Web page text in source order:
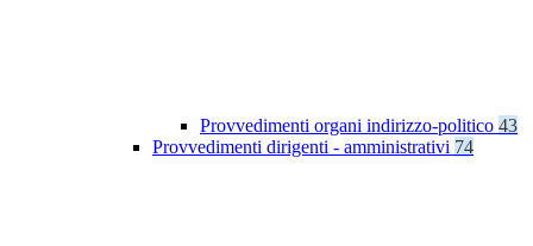
Provvedimenti organi indirizzo-politico 43
Provvedimenti dirigenti - amministrativi 74